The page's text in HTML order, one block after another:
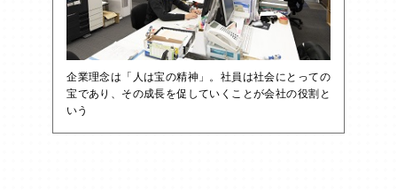
企業理念は「人は宝の精神」。社員は社会にとっての
宝であり、その成長を促していくことが会社の役割と
いう